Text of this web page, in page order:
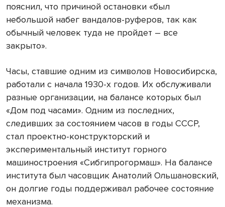
пояснил, что причиной остановки «был
небольшой набег вандалов-руферов, так как
обычный человек туда не пройдет – все
закрыто».
Часы, ставшие одним из символов Новосибирска,
работали с начала 1930-х годов. Их обслуживали
разные организации, на балансе которых был
«Дом под часами». Одним из последних,
следивших за состоянием часов в годы СССР,
стал проектно-конструкторский и
экспериментальный институт горного
машиностроения «Сибгипрогормаш». На балансе
института был часовщик Анатолий Ольшановский,
он долгие годы поддерживал рабочее состояние
механизма.